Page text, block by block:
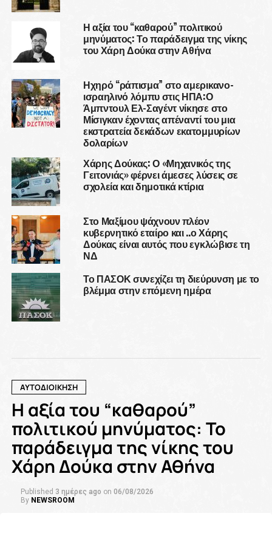
Η αξία του “καθαρού” πολιτικού
μηνύματος: Το παράδειγμα της νίκης
του Χάρη Δούκα στην Αθήνα
Ηχηρό “ράπισμα” στο αμερικανο-
ισραηλινό λόμπυ στις ΗΠΑ:Ο
Άμπντουλ Ελ-Σαγέντ νίκησε στο
Μίσιγκαν έχοντας απέναντί του μια
εκστρατεία δεκάδων εκατομμυρίων
δολαρίων
Χάρης Δούκας: Ο «Μηχανικός της
Γειτονιάς» φέρνει άμεσες λύσεις σε
σχολεία και δημοτικά κτίρια
Στο Μαξίμου ψάχνουν πλέον
κυβερνητικό εταίρο και ..ο Χάρης
Δούκας είναι αυτός που εγκλώβισε τη
ΝΔ
Το ΠΑΣΟΚ συνεχίζει τη διεύρυνση με το
βλέμμα στην επόμενη ημέρα
ΑΥΤΟΔΙΟΙΚΗΣΗ
Η αξία του “καθαρού”
πολιτικού μηνύματος: Το
παράδειγμα της νίκης του
Χάρη Δούκα στην Αθήνα
Published 3 ημέρες ago on 06/08/2026
By NEWSROOM